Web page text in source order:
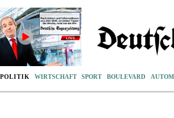
POLITIK WIRTSCHAFT SPORT BOULEVARD